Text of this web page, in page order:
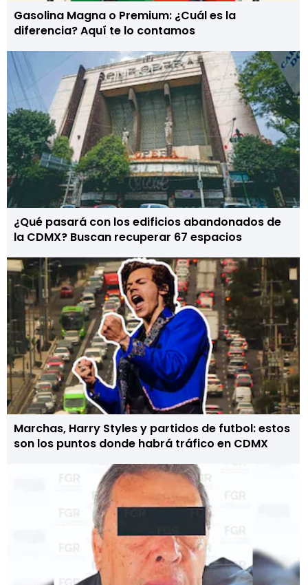
Gasolina Magna o Premium: ¿Cuál es la
diferencia? Aquí te lo contamos
¿Qué pasará con los edificios abandonados de
la CDMX? Buscan recuperar 67 espacios
Marchas, Harry Styles y partidos de futbol: estos
son los puntos donde habrá tráfico en CDMX